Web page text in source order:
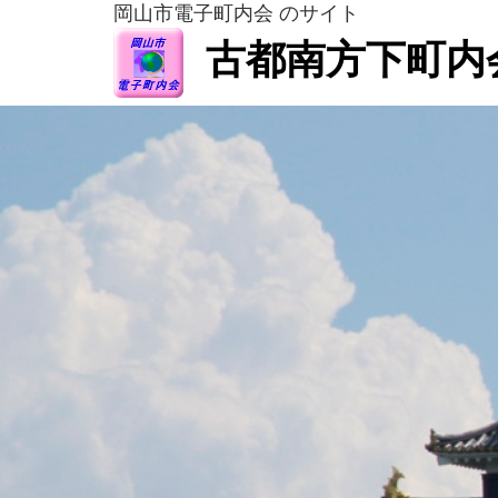
岡山市電子町内会 のサイト
古都南方下町内